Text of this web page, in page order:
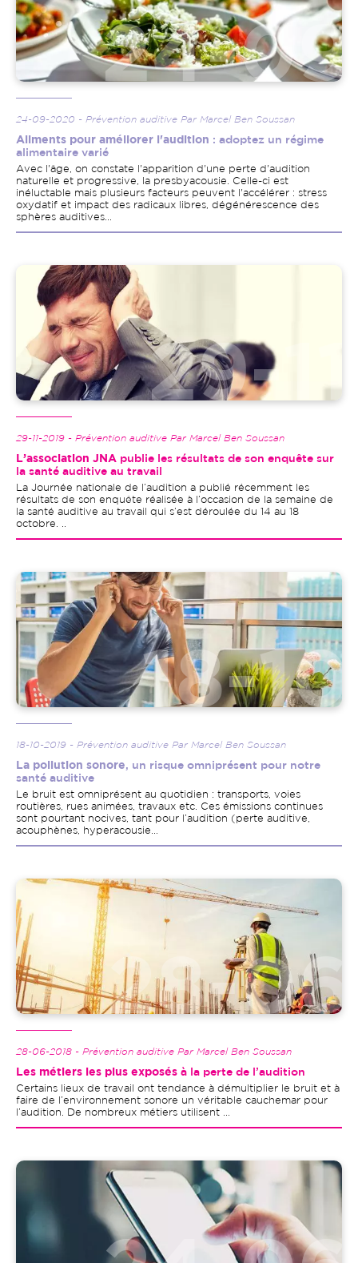
24-09-2020 - Prévention auditive Par Marcel Ben Soussan
Aliments pour améliorer l'audition : adoptez un régime
alimentaire varié
Avec l'âge, on constate l'apparition d'une perte d'audition
naturelle et progressive, la presbyacousie. Celle-ci est
inéluctable mais plusieurs facteurs peuvent l'accélérer : stress
oxydatif et impact des radicaux libres, dégénérescence des
sphères auditives...
Image
29-11-2019 - Prévention auditive Par Marcel Ben Soussan
L’association JNA publie les résultats de son enquête sur
la santé auditive au travail
La Journée nationale de l’audition a publié récemment les
résultats de son enquête réalisée à l’occasion de la semaine de
la santé auditive au travail qui s’est déroulée du 14 au 18
octobre. ..
Image
18-10-2019 - Prévention auditive Par Marcel Ben Soussan
La pollution sonore, un risque omniprésent pour notre
santé auditive
Le bruit est omniprésent au quotidien : transports, voies
routières, rues animées, travaux etc. Ces émissions continues
sont pourtant nocives, tant pour l’audition (perte auditive,
acouphènes, hyperacousie…
Image
28-06-2018 - Prévention auditive Par Marcel Ben Soussan
Les métiers les plus exposés à la perte de l’audition
Certains lieux de travail ont tendance à démultiplier le bruit et à
faire de l’environnement sonore un véritable cauchemar pour
l’audition. De nombreux métiers utilisent ...
Image